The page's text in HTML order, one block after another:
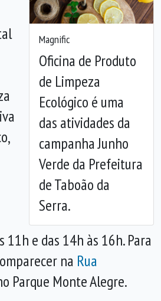
Magnific
Oficina de Produto
de Limpeza
Ecológico é uma
das atividades da
campanha Junho
Verde da Prefeitura
de Taboão da
Serra.
Anterior
11h e das 14h às 16h. Para
na Rua
Parque Monte Alegre.